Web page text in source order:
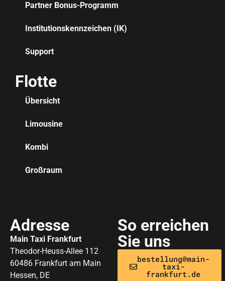
Partner Bonus-Programm
Institutionskennzeichen (IK)
Support
Flotte
Übersicht
Limousine
Kombi
Großraum
Adresse
Main Taxi Frankfurt
Theodor-Heuss-Allee 112
60486 Frankfurt am Main
Hessen, DE
So erreichen
Sie uns
bestellung@main-
taxi-
frankfurt.de